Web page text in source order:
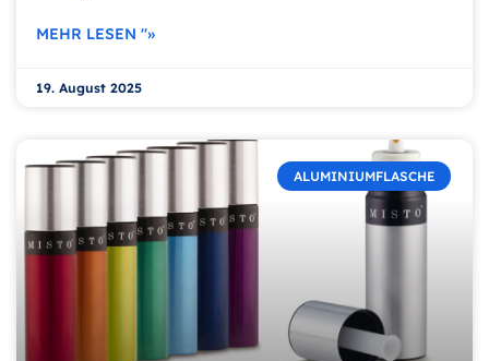
MEHR LESEN "»
19. August 2025
ALUMINIUMFLASCHE